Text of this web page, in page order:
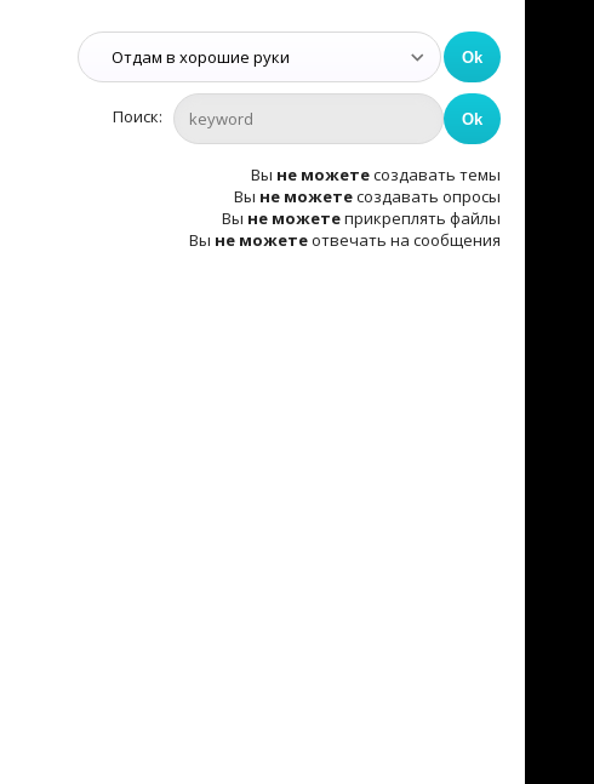
Поиск:
Вы не можетесоздавать темы
Вы не можетесоздавать опросы
Вы не можетеприкреплять файлы
Вы не можетеотвечать на сообщения